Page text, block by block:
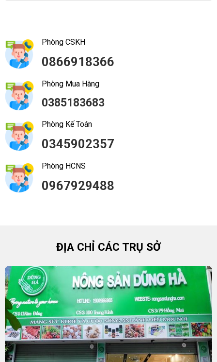
Phòng CSKH
0866918366
Phòng Mua Hàng
0385183683
Phòng Kế Toán
0345902357
Phòng HCNS
0967929488
ĐỊA CHỈ CÁC TRỤ SỞ